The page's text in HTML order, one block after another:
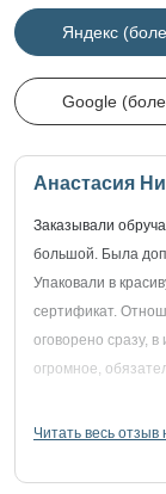
Яндекс
Google
Анастасия
Заказывали
большой. Была
Упаковали в
сертификат.
оговорено сразу,
огромное,
Читать весь отзыв